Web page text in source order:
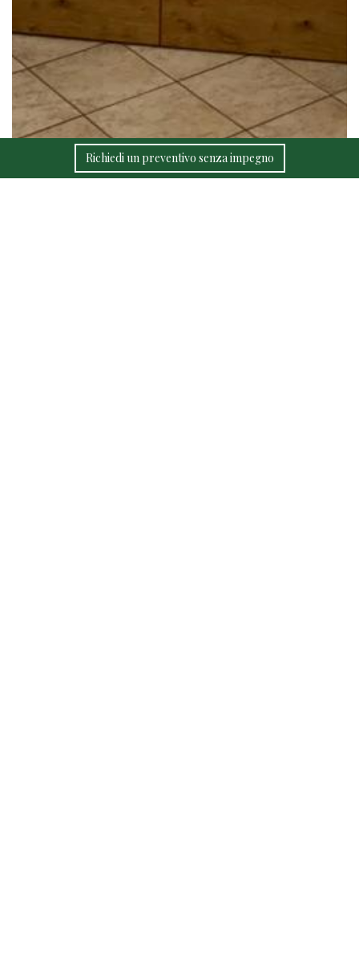
Richiedi un preventivo senza impegno